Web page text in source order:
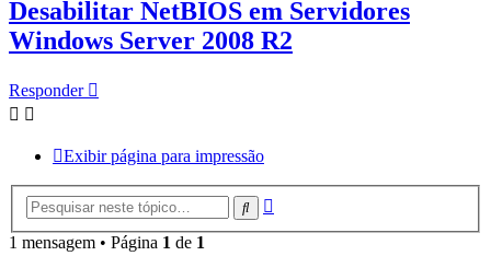
Desabilitar NetBIOS em Servidores
Windows Server 2008 R2
Responder
Exibir página para impressão
Pesquisar
1 mensagem • Página 1 de 1